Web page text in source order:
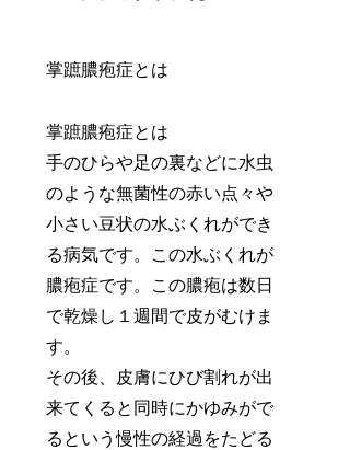
掌蹠膿疱症とは
掌蹠膿疱症とは
手のひらや足の裏などに水虫
のような無菌性の赤い点々や
小さい豆状の水ぶくれができ
る病気です。この水ぶくれが
膿疱症です。この膿疱は数日
で乾燥し１週間で皮がむけま
す。
その後、皮膚にひび割れが出
来てくると同時にかゆみがで
るという慢性の経過をたどる